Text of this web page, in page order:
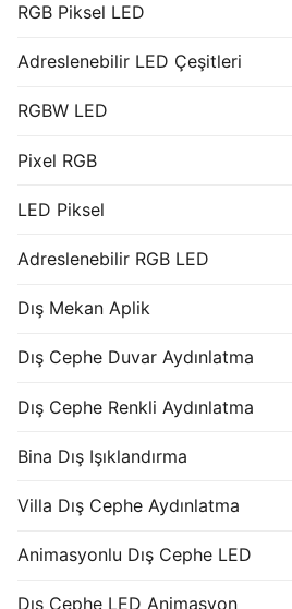
RGB Piksel LED
Adreslenebilir LED Çeşitleri
RGBW LED
Pixel RGB
LED Piksel
Adreslenebilir RGB LED
Dış Mekan Aplik
Dış Cephe Duvar Aydınlatma
Dış Cephe Renkli Aydınlatma
Bina Dış Işıklandırma
Villa Dış Cephe Aydınlatma
Animasyonlu Dış Cephe LED
Dış Cephe LED Animasyon